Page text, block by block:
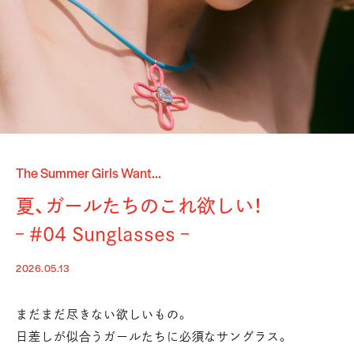
The Summer Girls Want...
夏、ガールたちのこれ欲しい！
– #04 Sunglasses –
2026.05.13
まだまだ尽きない欲しいもの。
日差しが似合うガールたちに必須なサングラス。